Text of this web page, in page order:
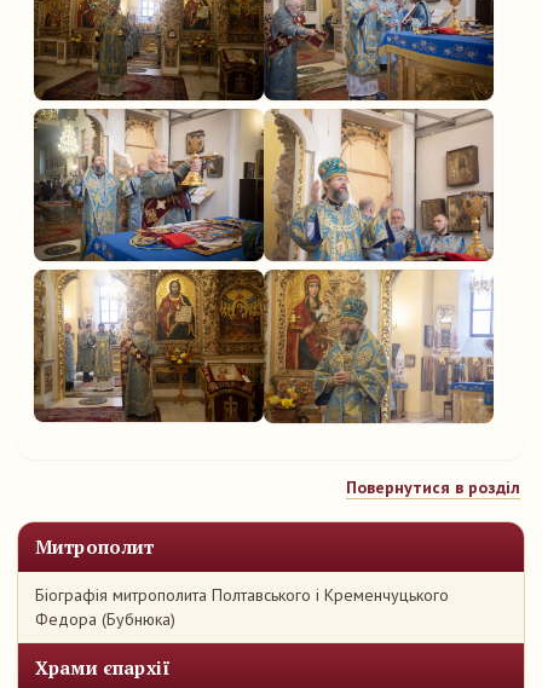
Митрополит
Біографія митрополита Полтавського і Кременчуцького
Федора (Бубнюка)
Храми єпархії
Повернутися в розділ